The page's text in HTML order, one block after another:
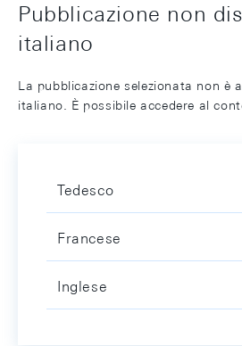
Pubblicazione non
italiano
La pubblicazione selezionata non è
italiano. È possibile accedere al
Tedesco
Francese
Inglese